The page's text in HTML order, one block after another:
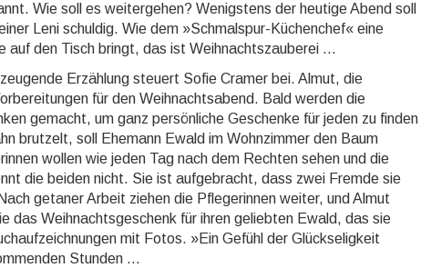
Wie soll es weitergehen? Wenigstens der heutige Abend soll
Leni schuldig. Wie dem »Schmalspur-Küchenchef« eine
auf den Tisch bringt, das ist Weihnachtszauberei ...
Erzählung steuert Sofie Cramer bei. Almut, die
für den Weihnachts­abend. Bald werden die
gemacht, um ganz per­sön­li­che Geschenke für jeden zu finden
brutzelt, soll Ehemann Ewald im Wohnzimmer den Baum
wollen wie jeden Tag nach dem Rechten sehen und die
die beiden nicht. Sie ist aufgebracht, dass zwei Fremde sie
getaner Arbeit ziehen die Pflegerinnen weiter, und Al­mut
das Weihnachtsgeschenk für ihren geliebten Ewald, das sie
mit Fotos. »Ein Gefühl der Glückseligkeit
Stunden ...